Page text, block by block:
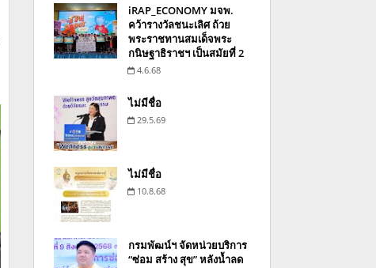
iRAP_ECONOMY มจพ.
คว้ารางวัลชนะเลิศ ถ้วย
พระราชทานสมเด็จพระ
กนิษฐาธิราชฯ เป็นสมัยที่ 2
4.6.68
ไม่มีชื่อ
29.5.69
ไม่มีชื่อ
10.8.68
กรมพัฒน์ฯ จัดหน่วยบริการ
“ซ่อม สร้าง สุข” หลังน้ำลด